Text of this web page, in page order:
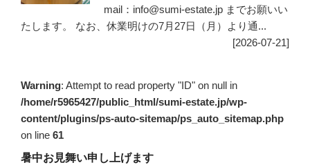
mail：info@sumi-estate.jp までお願いい
たします。 なお、休業明けの7月27日（月）より通...
[2026-07-21]
Warning: Attempt to read property "ID" on null in
/home/r5965427/public_html/sumi-estate.jp/wp-
content/plugins/ps-auto-sitemap/ps_auto_sitemap.php
on line 61
暑中お見舞い申し上げます